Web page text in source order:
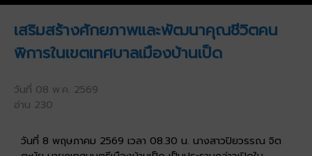
เสริมสร้างศักยภาพและพัฒนาคุณชีวิตคน
พิการในเขตเทศบาลเมืองบ้านเป็ด
วันที่ 08 พ.ค. 2569
อ่าน 230
วันที่ 8 พฤษภาคม 2569 เวลา 08.30 น. นางสาวปิยวรรณ จิต